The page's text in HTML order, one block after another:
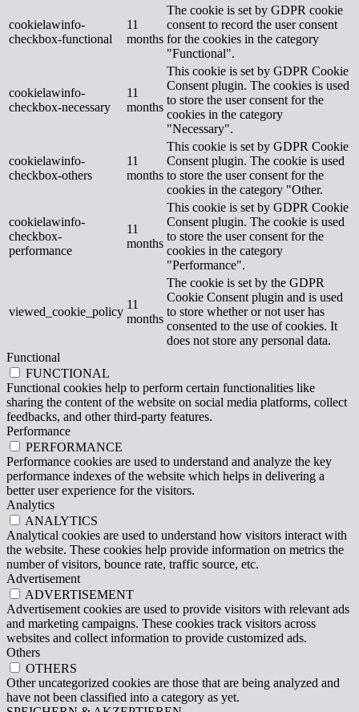
cookielawinfo-
checkbox-functional
11
months
The cookie is set by GDPR cookie
consent to record the user consent
for the cookies in the category
"Functional".
cookielawinfo-
checkbox-necessary
11
months
This cookie is set by GDPR Cookie
Consent plugin. The cookies is used
to store the user consent for the
cookies in the category
"Necessary".
cookielawinfo-
checkbox-others
11
months
This cookie is set by GDPR Cookie
Consent plugin. The cookie is used
to store the user consent for the
cookies in the category "Other.
cookielawinfo-
checkbox-
performance
11
months
This cookie is set by GDPR Cookie
Consent plugin. The cookie is used
to store the user consent for the
cookies in the category
"Performance".
viewed_cookie_policy
11
months
The cookie is set by the GDPR
Cookie Consent plugin and is used
to store whether or not user has
consented to the use of cookies. It
does not store any personal data.
Functional
FUNCTIONAL
Functional cookies help to perform certain functionalities like
sharing the content of the website on social media platforms, collect
feedbacks, and other third-party features.
Performance
PERFORMANCE
Performance cookies are used to understand and analyze the key
performance indexes of the website which helps in delivering a
better user experience for the visitors.
Analytics
ANALYTICS
Analytical cookies are used to understand how visitors interact with
the website. These cookies help provide information on metrics the
number of visitors, bounce rate, traffic source, etc.
Advertisement
ADVERTISEMENT
Advertisement cookies are used to provide visitors with relevant ads
and marketing campaigns. These cookies track visitors across
websites and collect information to provide customized ads.
Others
OTHERS
Other uncategorized cookies are those that are being analyzed and
have not been classified into a category as yet.